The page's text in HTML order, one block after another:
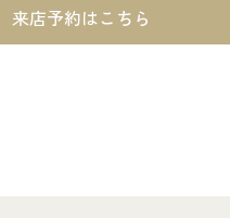
来店予約はこちら